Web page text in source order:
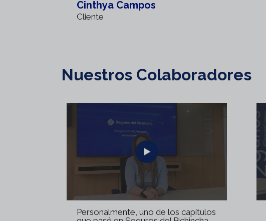
Cinthya Campos
Cliente
Nuestros Colaboradores
Personalmente, uno de los capítulos